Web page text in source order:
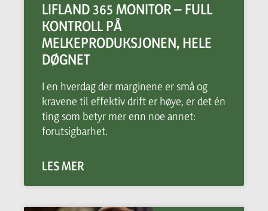
LIFLAND 365 MONITOR – FULL
KONTROLL PÅ
MELKEPRODUKSJONEN, HELE
DØGNET
I en hverdag der marginene er små og
kravene til effektiv drift er høye, er det én
ting som betyr mer enn noe annet:
forutsigbarhet.
LES MER